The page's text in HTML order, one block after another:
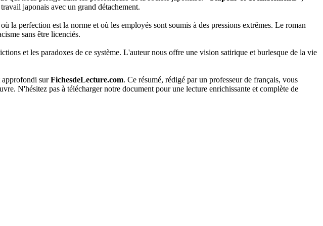
japonais avec un grand détachement.
la perfection est la norme et où les employés sont soumis à des pressions extrêmes. Le roman
sans être licenciés.
et les paradoxes de ce système. L'auteur nous offre une vision satirique et burlesque de la vie
approfondi surFichesdeLecture.com. Ce résumé, rédigé par un professeur de français, vous
N'hésitez pas à télécharger notre document pour une lecture enrichissante et complète de